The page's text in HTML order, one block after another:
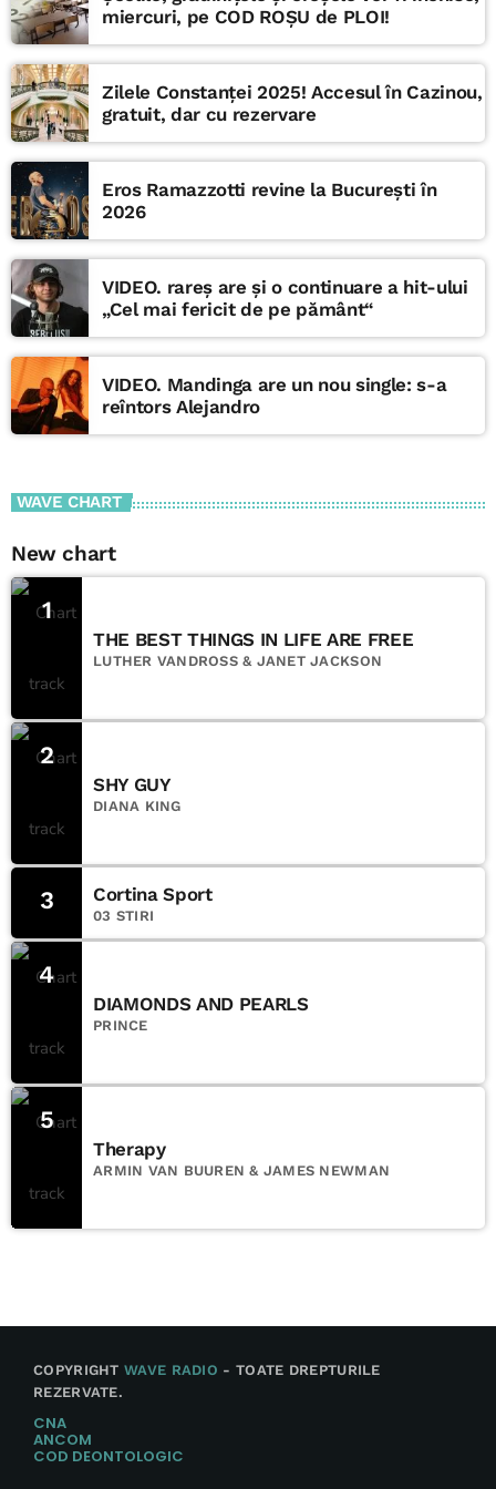
miercuri, pe COD ROȘU de PLOI!
Zilele Constanței 2025! Accesul în Cazinou,
gratuit, dar cu rezervare
Eros Ramazzotti revine la București în
2026
VIDEO. rareș are și o continuare a hit-ului
„Cel mai fericit de pe pământ“
VIDEO. Mandinga are un nou single: s-a
reîntors Alejandro
WAVE CHART
New chart
1
THE BEST THINGS IN LIFE ARE FREE
LUTHER VANDROSS & JANET JACKSON
2
SHY GUY
DIANA KING
3 Cortina Sport
03 STIRI
4
DIAMONDS AND PEARLS
PRINCE
5
Therapy
ARMIN VAN BUUREN & JAMES NEWMAN
COPYRIGHTWAVE RADIO - TOATE DREPTURILE
REZERVATE.
CNA
ANCOM
COD DEONTOLOGIC